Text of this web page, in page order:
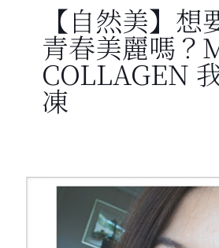
【自然美】想
青春美麗嗎？
COLLAGEN
凍